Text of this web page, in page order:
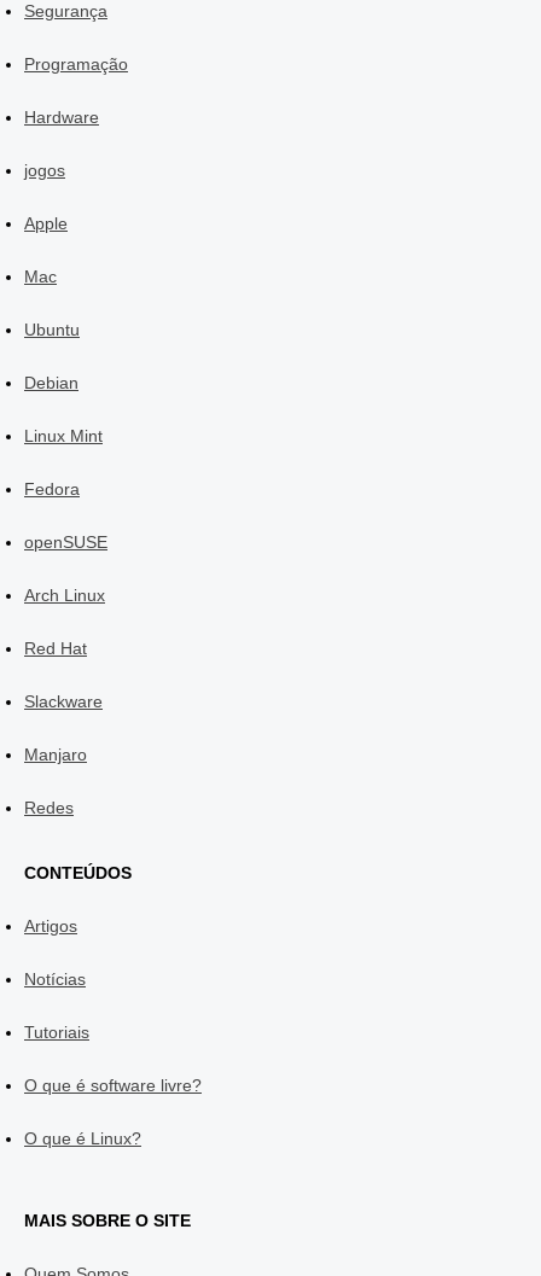
Segurança
Programação
Hardware
jogos
Apple
Mac
Ubuntu
Debian
Linux Mint
Fedora
openSUSE
Arch Linux
Red Hat
Slackware
Manjaro
Redes
CONTEÚDOS
Artigos
Notícias
Tutoriais
O que é software livre?
O que é Linux?
MAIS SOBRE O SITE